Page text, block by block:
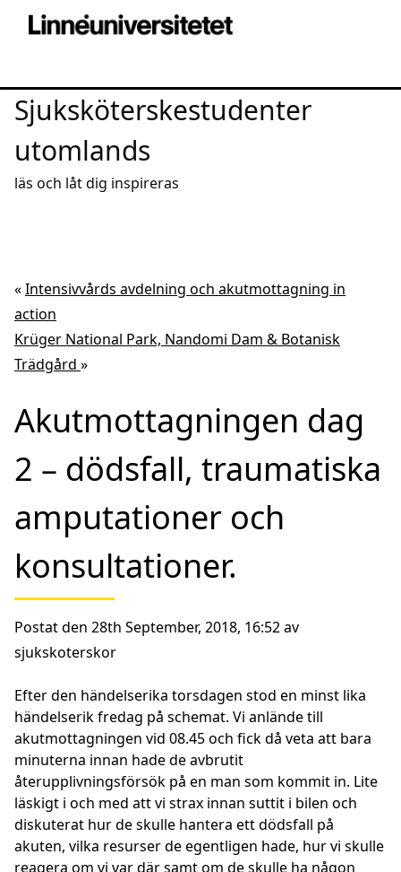
Sjuksköterskestudenter
utomlands
läs och låt dig inspireras
«Intensivvårds avdelning och akutmottagning in
action
Krüger National Park, Nandomi Dam & Botanisk
Trädgård »
Akutmottagningen dag
2 – dödsfall, traumatiska
amputationer och
konsultationer.
Postat den 28th September, 2018, 16:52 av
sjukskoterskor
Efter den händelserika torsdagen stod en minst lika
händelserik fredag på schemat. Vi anlände till
akutmottagningen vid 08.45 och fick då veta att bara
minuterna innan hade de avbrutit
återupplivningsförsök på en man som kommit in. Lite
läskigt i och med att vi strax innan suttit i bilen och
diskuterat hur de skulle hantera ett dödsfall på
akuten, vilka resurser de egentligen hade, hur vi skulle
reagera om vi var där samt om de skulle ha någon